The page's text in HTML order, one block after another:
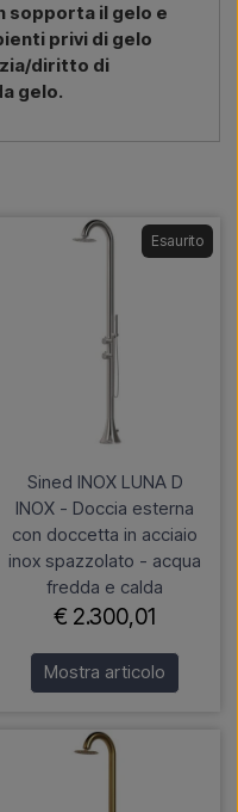
sopporta il gelo e
privi di gelo
diritto di
gelo.
Esaurito
Sined INOX LUNA D
INOX - Doccia esterna
con doccetta in acciaio
inox spazzolato - acqua
fredda e calda
€ 2.300,01
Mostra articolo